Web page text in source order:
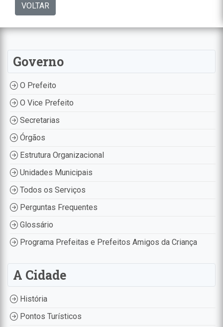
VOLTAR
Governo
O Prefeito
O Vice Prefeito
Secretarias
Órgãos
Estrutura Organizacional
Unidades Municipais
Todos os Serviços
Perguntas Frequentes
Glossário
Programa Prefeitas e Prefeitos Amigos da Criança
A Cidade
História
Pontos Turísticos